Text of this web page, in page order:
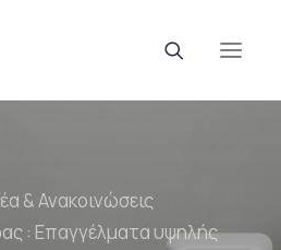
ΣΑΕΚ
& Ανακοινώσεις
: Επαγγέλματα υψηλής